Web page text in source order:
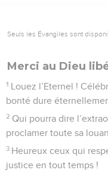
Seuls les Évangiles sont
Merci au Dieu
1 Louez l’Eternel !
bonté dure
2 Qui pourra dire
proclamer toute sa
3 Heureux ceux qui
justice en tout temps !